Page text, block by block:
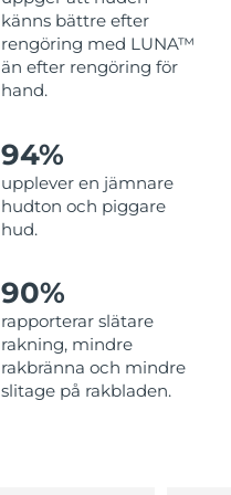
känns bättre efter
rengöring med LUNA™
än efter rengöring för
hand.
94%
upplever en jämnare
hudton och piggare
hud.
90%
rapporterar slätare
rakning, mindre
rakbränna och mindre
slitage på rakbladen.
Förväntad leverans8/13/26
Förväntad leverans8/11/26
Förväntad leverans8/12/26
Förväntad leverans
Förväntad leverans
Förväntad leverans
Förväntad leverans8/18/26